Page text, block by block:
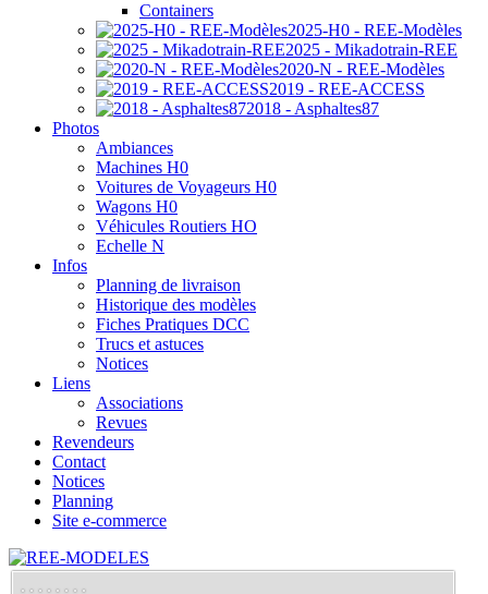
Containers
2025-H0 - REE-Modèles
2025 - Mikadotrain-REE
2020-N - REE-Modèles
2019 - REE-ACCESS
2018 - Asphaltes87
Photos
Ambiances
Machines H0
Voitures de Voyageurs H0
Wagons H0
Véhicules Routiers HO
Echelle N
Infos
Planning de livraison
Historique des modèles
Fiches Pratiques DCC
Trucs et astuces
Notices
Liens
Associations
Revues
Revendeurs
Contact
Notices
Planning
Site e-commerce